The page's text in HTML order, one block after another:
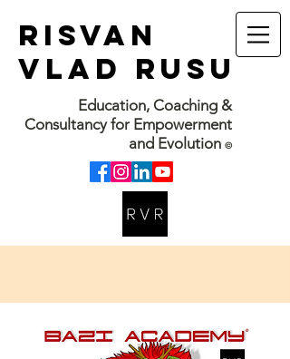
RISVAN
VLAD RUSU
Education, Coaching &
Consultancy for Empowerment
and Evolution ©